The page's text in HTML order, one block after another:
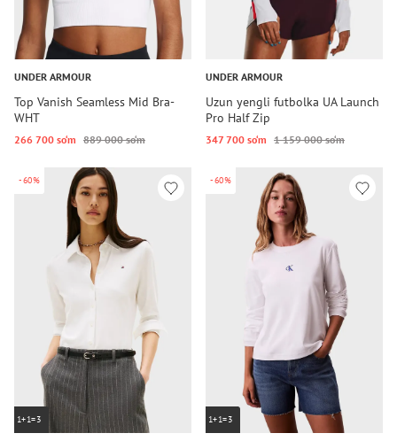
UNDER ARMOUR
Top Vanish Seamless Mid Bra-
WHT
266 700 so‘m 889 000 so‘m
UNDER ARMOUR
Uzun yengli futbolka UA Launch
Pro Half Zip
347 700 so‘m 1 159 000 so‘m
-60%
1+1=3
-60%
1+1=3